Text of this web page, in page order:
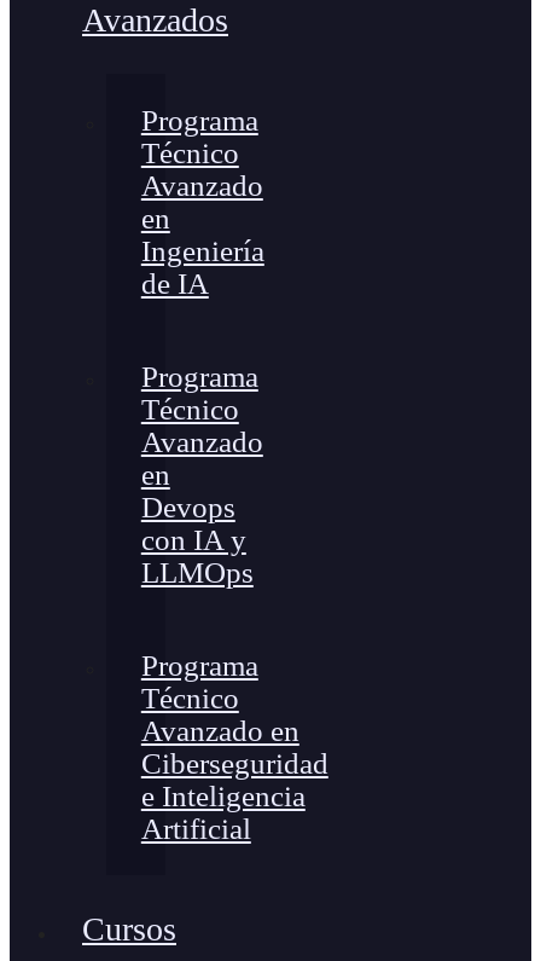
Avanzados
Programa
Técnico
Avanzado
en
Ingeniería
de IA
Programa
Técnico
Avanzado
en
Devops
con IA y
LLMOps
Programa
Técnico
Avanzado en
Ciberseguridad
e Inteligencia
Artificial
Cursos